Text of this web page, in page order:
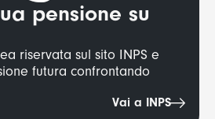
pensione su
riservata sul sito INPS e
futura confrontando
Vai a INPS